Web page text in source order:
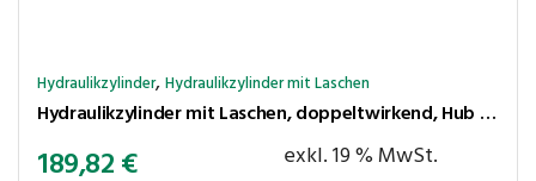
Hydraulikzylinder,Hydraulikzylinder mit Laschen
Hydraulikzylinder mit Laschen, doppeltwirkend, Hub 150 mm, Kolben ⌀50 mm, Stange ⌀30 mm
189,82€
exkl. 19 % MwSt.